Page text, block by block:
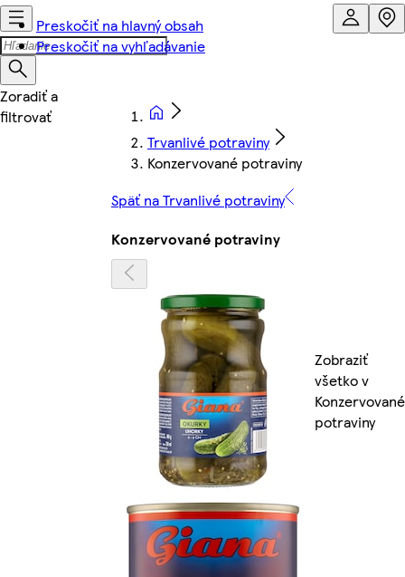
Preskočiť na hlavný obsah
Preskočiť na vyhľadávanie
Trvanlivé potraviny
Konzervované potraviny
Späť na Trvanlivé potraviny
Konzervované potraviny
Zobraziť
všetko v
Konzervované
potraviny